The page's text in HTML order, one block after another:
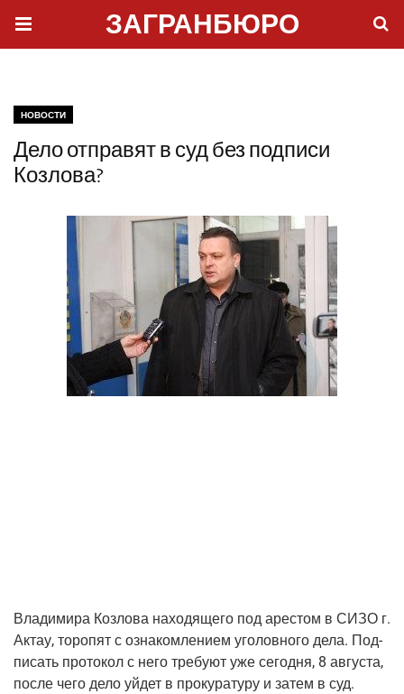
ЗАГРАНБЮРО
НОВОСТИ
Дело отправят в суд без подписи
Козлова?
Вла­ди­ми­ра Коз­ло­ва нахо­дя­ще­го под аре­стом в СИЗО г.
Актау, торо­пят с озна­ком­ле­ни­ем уго­лов­но­го дела. Под­
пи­сать про­то­кол с него тре­бу­ют уже сего­дня, 8 авгу­ста,
после чего дело уйдет в про­ку­ра­ту­ру и затем в суд.